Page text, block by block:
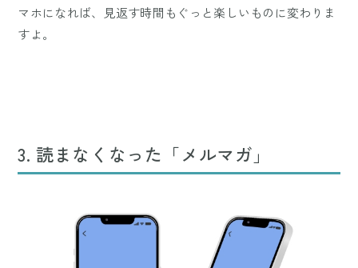
マホになれば、見返す時間もぐっと楽しいものに変わりま
すよ。
3. 読まなくなった「メルマガ」